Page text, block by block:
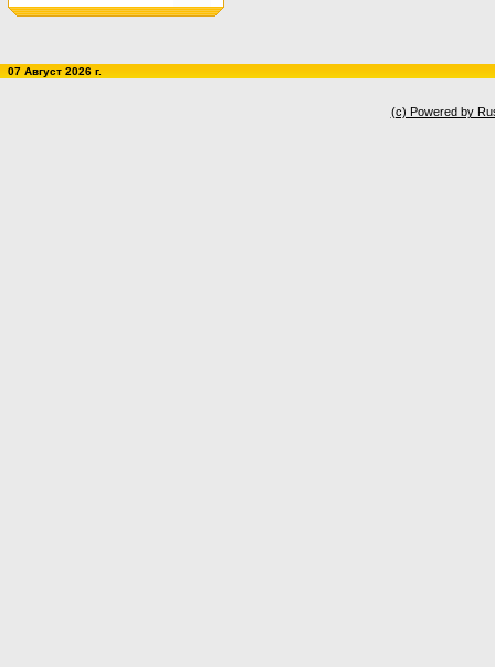
07 Август 2026 г.
(c) Powered by